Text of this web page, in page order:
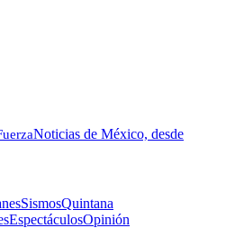
Noticias de México, desde
SismosQuintana
EspectáculosOpinión